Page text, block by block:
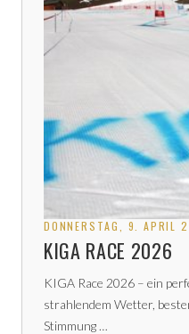
DONNERSTAG, 9. APRIL
KIGA RACE 2026
KIGA Race 2026 – ein
strahlendem Wetter,
Stimmung …